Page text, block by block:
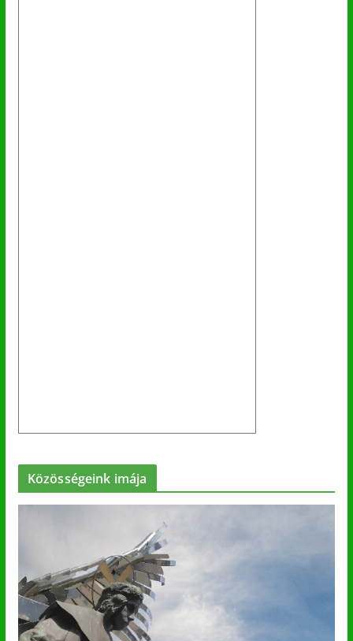
Közösségeink imája